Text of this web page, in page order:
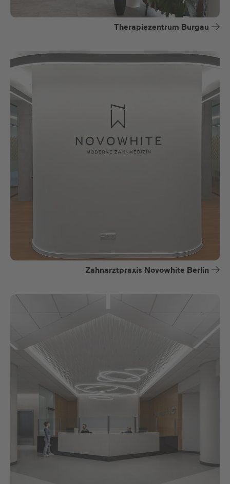
Therapiezentrum Burgau
Zahnarztpraxis Novowhite Berlin